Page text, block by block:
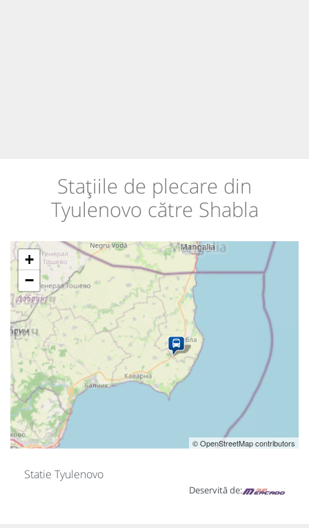
Stațiile de plecare din
Tyulenovo către Shabla
+
−
© OpenStreetMap contributors
Statie Tyulenovo
Deservită de: